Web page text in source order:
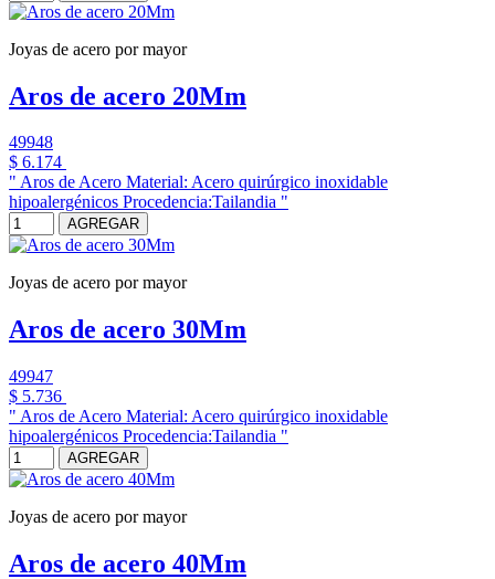
Joyas de acero por mayor
Aros de acero 20Mm
49948
$ 6.174
" Aros de Acero Material: Acero quirúrgico inoxidable
hipoalergénicos Procedencia:Tailandia "
AGREGAR
Joyas de acero por mayor
Aros de acero 30Mm
49947
$ 5.736
" Aros de Acero Material: Acero quirúrgico inoxidable
hipoalergénicos Procedencia:Tailandia "
AGREGAR
Joyas de acero por mayor
Aros de acero 40Mm